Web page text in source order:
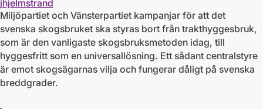
jhjelmstrand
Miljöpartiet och Vänsterpartiet kampanjar för att det
svenska skogsbruket ska styras bort från trakthyggesbruk,
som är den vanligaste skogsbruksmetoden idag, till
hyggesfritt som en universallösning. Ett sådant centralstyre
är emot skogsägarnas vilja och fungerar dåligt på svenska
breddgrader.